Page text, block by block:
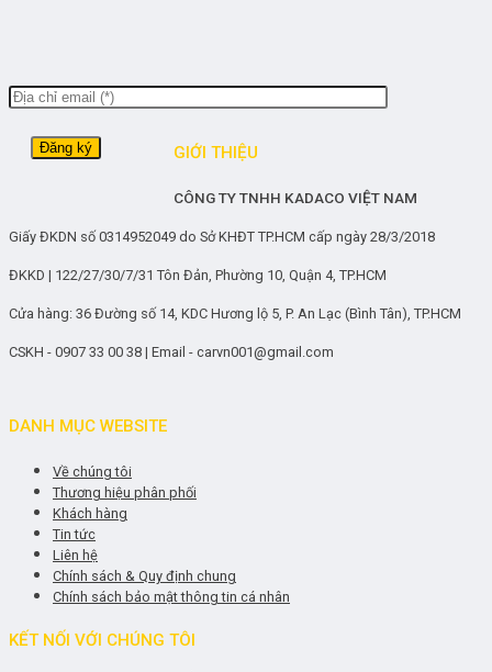
GIỚI THIỆU
CÔNG TY TNHH KADACO VIỆT NAM
Giấy ĐKDN số 0314952049 do Sở KHĐT TP.HCM cấp ngày 28/3/2018
ĐKKD | 122/27/30/7/31 Tôn Đản, Phường 10, Quận 4, TP.HCM
Cửa hàng: 36 Đường số 14, KDC Hương lộ 5, P. An Lạc (Bình Tân), TP.HCM
CSKH - 0907 33 00 38 | Email - carvn001@gmail.com
DANH MỤC WEBSITE
Về chúng tôi
Thương hiệu phân phối
Khách hàng
Tin tức
Liên hệ
Chính sách & Quy định chung
Chính sách bảo mật thông tin cá nhân
KẾT NỐI VỚI CHÚNG TÔI